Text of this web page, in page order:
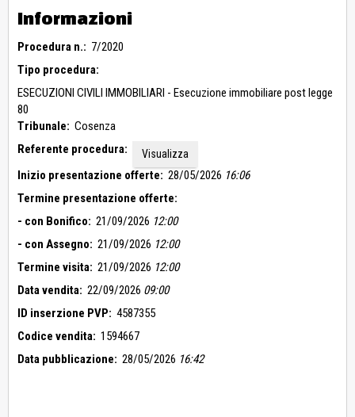
condizionamento. Il seminterrato, composto da un unico
ambiente, si presenta allo stato rustico.
Informazioni
Procedura n.: 7/2020
Tipo procedura:
ESECUZIONI CIVILI IMMOBILIARI - Esecuzione immobiliare post legge
80
Tribunale: Cosenza
Referente procedura:
Visualizza
Inizio presentazione offerte: 28/05/2026 16:06
Termine presentazione offerte:
- con Bonifico: 21/09/2026 12:00
- con Assegno: 21/09/2026 12:00
Termine visita: 21/09/2026 12:00
Data vendita: 22/09/2026 09:00
ID inserzione PVP: 4587355
Codice vendita: 1594667
Data pubblicazione: 28/05/2026 16:42